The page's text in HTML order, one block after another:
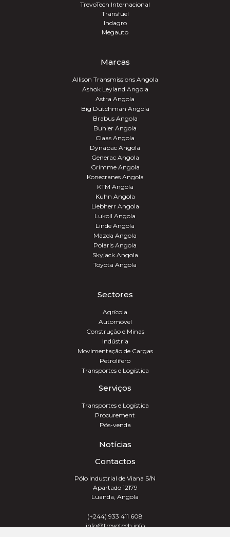
TrevoTech Internacional
Transfuel
Indagro
Megauto
Marcas
Allison Transmissions Angola
Ashok Leyland Angola
Astra Angola
Big Dutchman Angola
Brabus Angola
Buhler Angola
Claas Angola
Dynapac Angola
Generac Angola
Grimme Angola
Konecranes Angola
KTM Angola
Kuhn Angola
Liebherr Angola
Lukoil Angola
Linde Angola
Mazda Angola
Polaris Angola
Skyjack Angola
Toyota Angola
Sectores
Agrícola
Automóvel
Construção e Minas
Indústria
Movimentação de Cargas
Petrolífero
Transportes e Logística
Serviços
Transportes e Logística
Procurement
Pós-venda
Notícias
Contactos
Pólo Industrial de Viana S/N
Apartado 12179
Luanda, Angola
(+244) 933 411 608
info@trevotech.info